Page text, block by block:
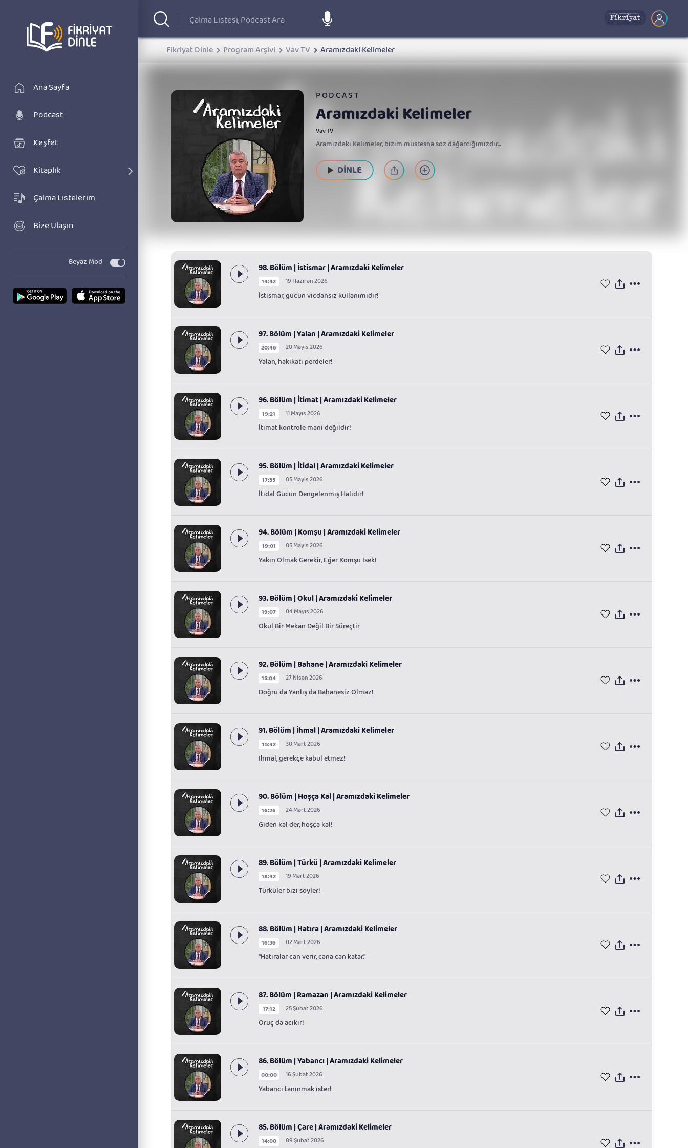
Ana Sayfa
Podcast
Keşfet
Kitaplık
Çalma Listelerim
Bize Ulaşın
Beyaz Mod
Fikriyat Dinle Program Arşivi Vav TV Aramızdaki Kelimeler
PODCAST
Aramızdaki Kelimeler
Vav TV
Aramızdaki Kelimeler, bizim müstesna söz dağarcığımızdır...
DİNLE
98. Bölüm | İstismar | Aramızdaki Kelimeler
14:42 19 Haziran 2026
İstismar, gücün vicdansız kullanımıdır!
97. Bölüm | Yalan | Aramızdaki Kelimeler
20:46 20 Mayıs 2026
Yalan, hakikati perdeler!
96. Bölüm | İtimat | Aramızdaki Kelimeler
19:21 11 Mayıs 2026
İtimat kontrole mani değildir!
95. Bölüm | İtidal | Aramızdaki Kelimeler
17:35 05 Mayıs 2026
İtidal Gücün Dengelenmiş Halidir!
94. Bölüm | Komşu | Aramızdaki Kelimeler
19:01 05 Mayıs 2026
Yakın Olmak Gerekir, Eğer Komşu İsek!
93. Bölüm | Okul | Aramızdaki Kelimeler
19:07 04 Mayıs 2026
Okul Bir Mekan Değil Bir Süreçtir
92. Bölüm | Bahane | Aramızdaki Kelimeler
15:04 27 Nisan 2026
Doğru da Yanlış da Bahanesiz Olmaz!
91. Bölüm | İhmal | Aramızdaki Kelimeler
15:42 30 Mart 2026
İhmal, gerekçe kabul etmez!
90. Bölüm | Hoşça Kal | Aramızdaki Kelimeler
16:26 24 Mart 2026
Giden kal der, hoşça kal!
89. Bölüm | Türkü | Aramızdaki Kelimeler
18:42 19 Mart 2026
Türküler bizi söyler!
88. Bölüm | Hatıra | Aramızdaki Kelimeler
16:36 02 Mart 2026
"Hatıralar can verir, cana can katar."
87. Bölüm | Ramazan | Aramızdaki Kelimeler
17:12 25 Şubat 2026
Oruç da acıkır!
86. Bölüm | Yabancı | Aramızdaki Kelimeler
00:00 16 Şubat 2026
Yabancı tanınmak ister!
85. Bölüm | Çare | Aramızdaki Kelimeler
14:00 09 Şubat 2026